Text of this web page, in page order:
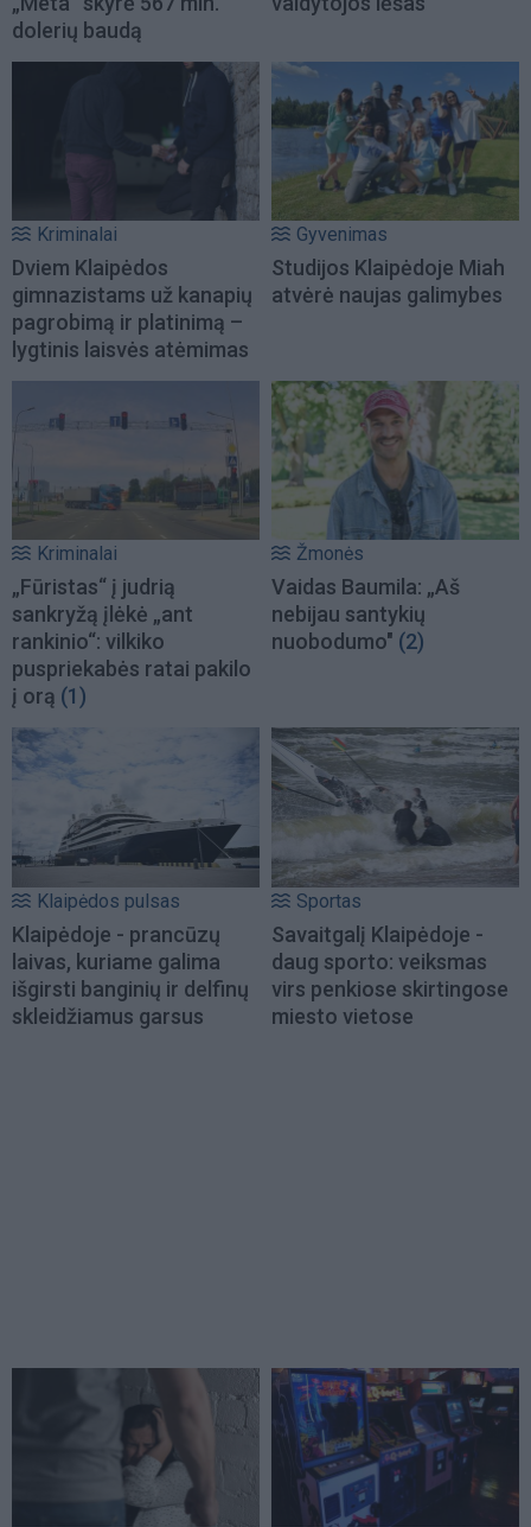
dolerių baudą
Kriminalai
Dviem Klaipėdos
gimnazistams už kanapių
pagrobimą ir platinimą –
lygtinis laisvės atėmimas
Gyvenimas
Studijos Klaipėdoje Miah
atvėrė naujas galimybes
Kriminalai
„Fūristas“ į judrią
sankryžą įlėkė „ant
rankinio“: vilkiko
puspriekabės ratai pakilo
į orą (1)
Žmonės
Vaidas Baumila: „Aš
nebijau santykių
nuobodumo" (2)
Klaipėdos pulsas
Klaipėdoje - prancūzų
laivas, kuriame galima
išgirsti banginių ir delfinų
skleidžiamus garsus
Sportas
Savaitgalį Klaipėdoje -
daug sporto: veiksmas
virs penkiose skirtingose
miesto vietose